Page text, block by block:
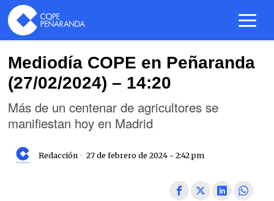
Mediodía COPE en Peñaranda
(27/02/2024) – 14:20
Más de un centenar de agricultores se
manifiestan hoy en Madrid
Redacción 27 de febrero de 2024 - 2:42 pm